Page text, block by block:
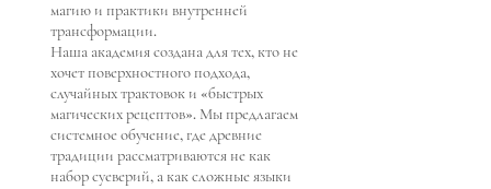
магию и практики внутренней
трансформации.
Наша академия создана для тех, кто не
хочет поверхностного подхода,
случайных трактовок и «быстрых
магических рецептов». Мы предлагаем
системное обучение, где древние
традиции рассматриваются не как
набор суеверий, а как сложные языки